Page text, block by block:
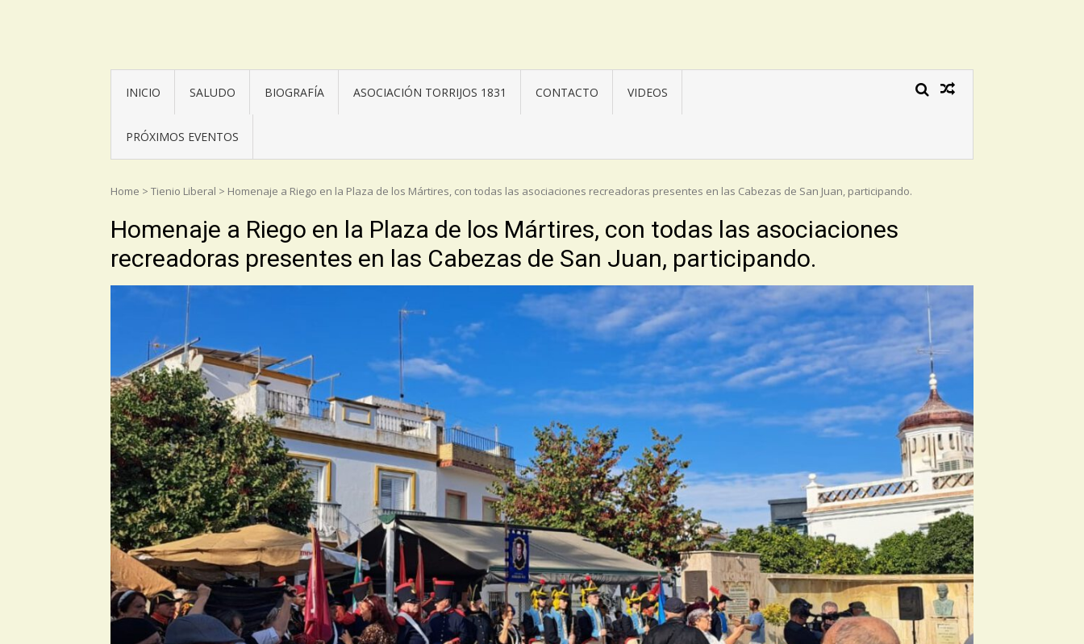
INICIO SALUDO BIOGRAFÍA ASOCIACIÓN TORRIJOS 1831 CONTACTO VIDEOS
PRÓXIMOS EVENTOS
Home > Tienio Liberal > Homenaje a Riego en la Plaza de los Mártires, con todas las asociaciones recreadoras presentes en las Cabezas de San Juan, participando.
Homenaje a Riego en la Plaza de los Mártires, con todas las asociaciones
recreadoras presentes en las Cabezas de San Juan, participando.